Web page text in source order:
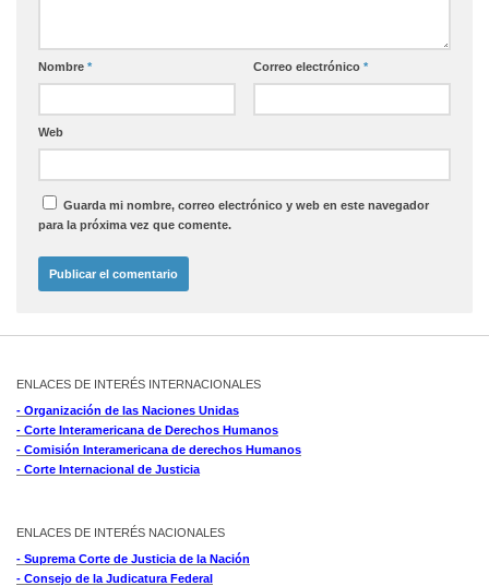
Nombre * Correo electrónico *
Web
Guarda mi nombre, correo electrónico y web en este navegador
para la próxima vez que comente.
ENLACES DE INTERÉS INTERNACIONALES
- Organización de las Naciones Unidas
- Corte Interamericana de Derechos Humanos
- Comisión Interamericana de derechos Humanos
- Corte Internacional de Justicia
ENLACES DE INTERÉS NACIONALES
- Suprema Corte de Justicia de la Nación
- Consejo de la Judicatura Federal